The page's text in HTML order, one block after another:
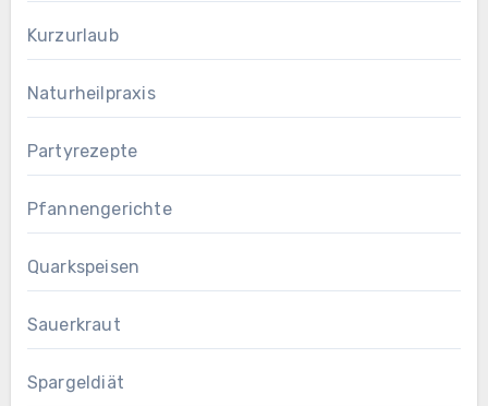
Kurzurlaub
Naturheilpraxis
Partyrezepte
Pfannengerichte
Quarkspeisen
Sauerkraut
Spargeldiät